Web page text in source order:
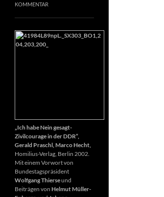
KOMMENTAR
„Ich habe Nein gesagt-
Zivilcourage in der DDR“,
Gerald Praschl, Marco Hecht,
Homilius-Verlag, Berlin 2002.
Mit einem Vorwort von
Bundestagspräsident
Wolfgang Thierseund
Beiträgen von Helmut Müller-